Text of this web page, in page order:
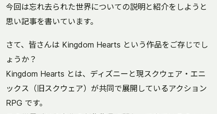
今回は忘れ去られた世界についての説明と紹介をしようと
思い記事を書いています。
さて、皆さんは Kingdom Hearts という作品をご存じでし
ょうか？
Kingdom Hearts とは、ディズニーと現スクウェア・エニ
ックス（旧スクウェア）が共同で展開しているアクション
RPG です。